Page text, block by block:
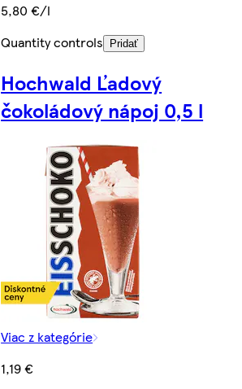
5,80 €/l
Quantity controls
Pridať
Hochwald Ľadový
čokoládový nápoj 0,5 l
Viac z kategórie
1,19 €